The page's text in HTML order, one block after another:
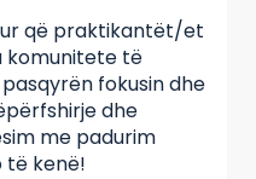
që praktikantët/et
komunitete të
fokusin dhe
dhe
me padurim
të kenë!